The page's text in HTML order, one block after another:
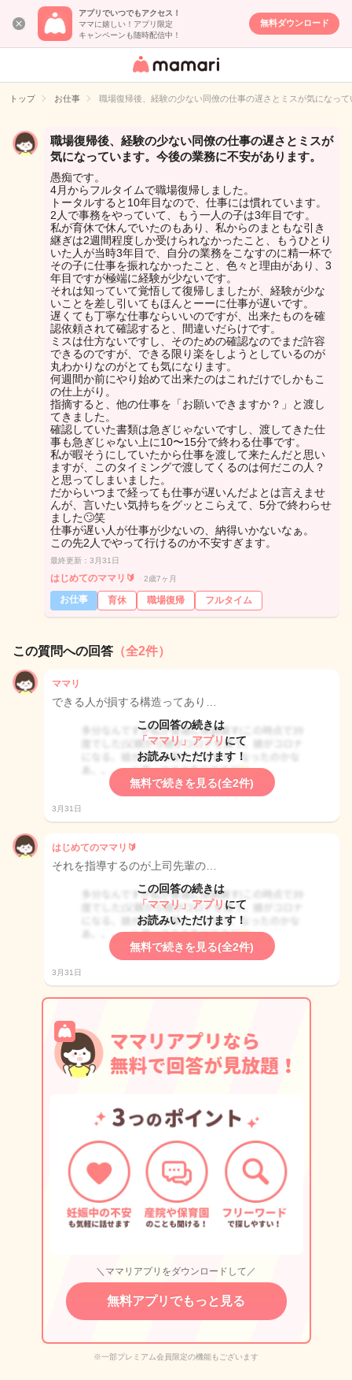
アプリでいつでもアクセス！
ママに嬉しい！アプリ限定
キャンペーンも随時配信中！
無料ダウンロード
女性専用匿名QA
イト
トップ お仕事 職場復帰後、経験の少ない同僚の仕事の遅さとミスが気になっ
職場復帰後、経験の少ない同僚の仕事の遅さとミスが
気になっています。今後の業務に不安があります。
愚痴です。
4月からフルタイムで職場復帰しました。
トータルすると10年目なので、仕事には慣れています。
2人で事務をやっていて、もう一人の子は3年目です。
私が育休で休んでいたのもあり、私からのまともな引き
継ぎは2週間程度しか受けられなかったこと、もうひとり
いた人が当時3年目で、自分の業務をこなすのに精一杯で
その子に仕事を振れなかったこと、色々と理由があり、3
年目ですが極端に経験が少ないです。
それは知っていて覚悟して復帰しましたが、経験が少な
いことを差し引いてもほんとーーに仕事が遅いです。
遅くても丁寧な仕事ならいいのですが、出来たものを確
認依頼されて確認すると、間違いだらけです。
ミスは仕方ないですし、そのための確認なのでまだ許容
できるのですが、できる限り楽をしようとしているのが
丸わかりなのがとても気になります。
何週間か前にやり始めて出来たのはこれだけでしかもこ
の仕上がり。
指摘すると、他の仕事を「お願いできますか？」と渡し
てきました。
確認していた書類は急ぎじゃないですし、渡してきた仕
事も急ぎじゃない上に10〜15分で終わる仕事です。
私が暇そうにしていたから仕事を渡して来たんだと思い
ますが、このタイミングで渡してくるのは何だこの人？
と思ってしまいました。
だからいつまで経っても仕事が遅いんだよとは言えませ
んが、言いたい気持ちをグッとこらえて、5分で終わらせ
ました🙄笑
仕事が遅い人が仕事が少ないの、納得いかないなぁ。
この先2人でやって行けるのか不安すぎます。
最終更新：3月31日
はじめてのママリ🔰 2歳7ヶ月
お仕事 育休 職場復帰 フルタイム
この質問への回答 （全2件）
ママリ
できる人が損する構造ってあり…
この回答の続きは
「ママリ」アプリ にて
お読みいただけます！
無料で続きを見る(全2件)
3月31日
はじめてのママリ🔰
それを指導するのが上司先輩の…
この回答の続きは
「ママリ」アプリ にて
お読みいただけます！
無料で続きを見る(全2件)
3月31日
＼ママリアプリをダウンロードして／
無料アプリでもっと見る
※一部プレミアム会員限定の機能もございます